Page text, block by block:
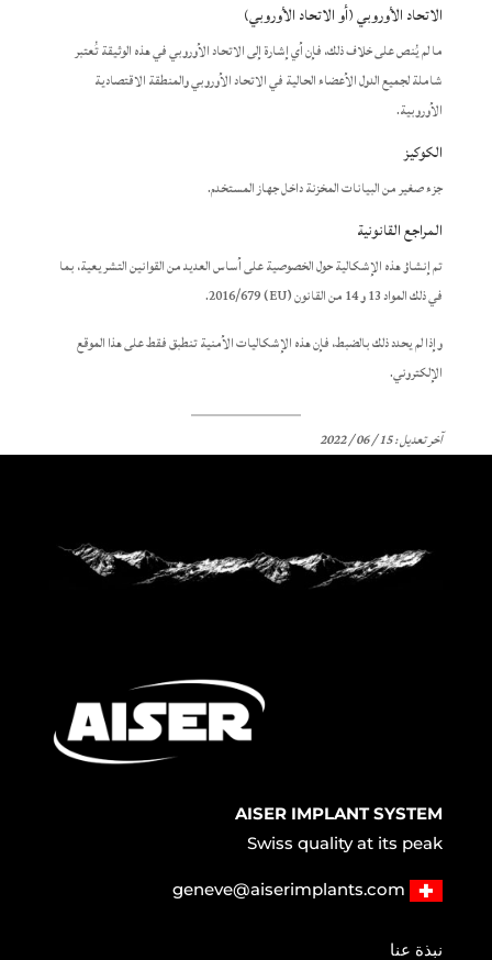
الاتحاد الأوروبي (أو الاتحاد الأوروبي)
ما لم يُنص على خلاف ذلك، فإن أي إشارة إلى الاتحاد الأوروبي في هذه الوثيقة تُعتبر
شاملة لجميع الدول الأعضاء الحالية في الاتحاد الأوروبي والمنطقة الاقتصادية
الأوروبية.
الكوكيز
جزء صغير من البيانات المخزنة داخل جهاز المستخدم.
المراجع القانونية
تم إنشاؤ هذه الإشكالية حول الخصوصية على أساس العديد من القوانين التشريعية، بما
في ذلك المواد 13 و 14 من القانون (EU) 2016/679.
وإذا لم يحدد ذلك بالضبط، فإن هذه الإشكاليات الأمنية تنطبق فقط على هذا الموقع
الإلكتروني.
آخر تعديل : 15 / 06 / 2022
AISER IMPLANT SYSTEM
Swiss quality at its peak
geneve@aiserimplants.com
نبذة عنا